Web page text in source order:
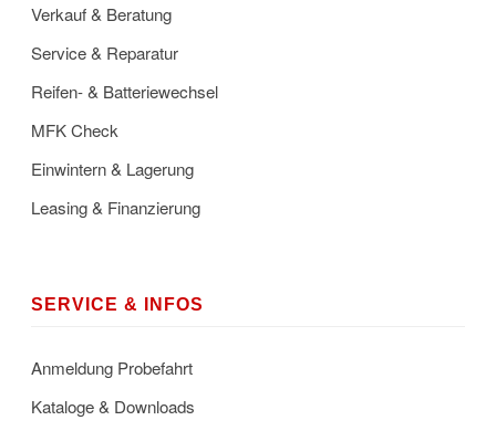
Verkauf & Beratung
Service & Reparatur
Reifen- & Batteriewechsel
MFK Check
Einwintern & Lagerung
Leasing & Finanzierung
SERVICE & INFOS
Anmeldung Probefahrt
Kataloge & Downloads